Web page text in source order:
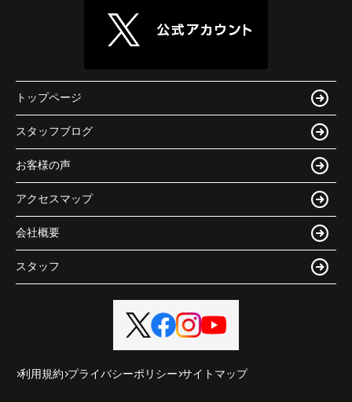
トップページ
スタッフブログ
お客様の声
アクセスマップ
会社概要
スタッフ
利用規約 プライバシーポリシー サイトマップ